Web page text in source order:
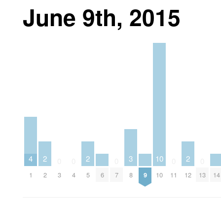
June 9th, 2015
4
1
2
2 3 4
2
5 6 7
3
8 9
10
10 11
2
12 13 14